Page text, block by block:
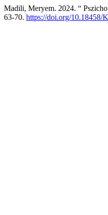
Madili, Meryem. 2024. “
63-70. https://doi.org/10.18458/